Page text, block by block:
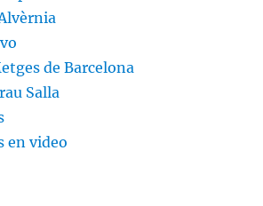
de Barcelona
Salla
en video